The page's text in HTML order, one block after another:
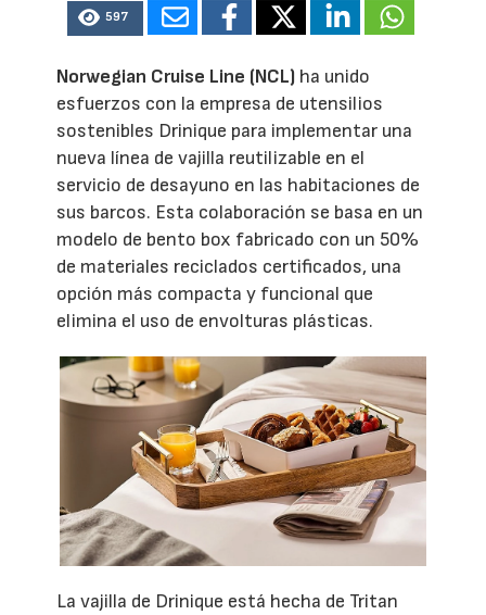
597
Norwegian Cruise Line (NCL) ha unido
esfuerzos con la empresa de utensilios
sostenibles Drinique para implementar una
nueva línea de vajilla reutilizable en el
servicio de desayuno en las habitaciones de
sus barcos. Esta colaboración se basa en un
modelo de bento box fabricado con un 50%
de materiales reciclados certificados, una
opción más compacta y funcional que
elimina el uso de envolturas plásticas.
La vajilla de Drinique está hecha de Tritan